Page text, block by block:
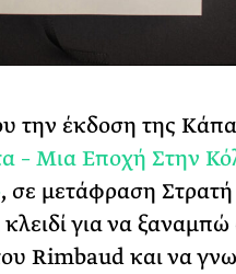
την έκδοση της Κάπα
– Μια Εποχή Στην
, σε μετάφραση Στρατή
για να ξαναμπώ
Rimbaud και να